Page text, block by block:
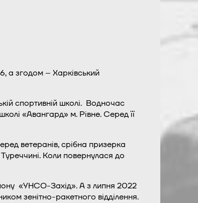
а згодом – Харківський
спортивній школі. Водночас
«Авангард» м. Рівне. Серед її
ветеранів, срібна призерка
Коли повернулася до
«УНСО-Захід». А з липня 2022
зенітно-ракетного відділення.